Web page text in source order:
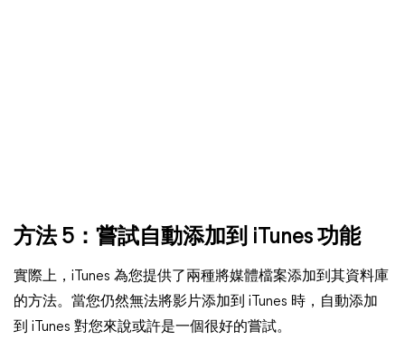
方法 5：嘗試自動添加到 iTunes 功能
實際上，iTunes 為您提供了兩種將媒體檔案添加到其資料庫
的方法。當您仍然無法將影片添加到 iTunes 時，自動添加
到 iTunes 對您來說或許是一個很好的嘗試。